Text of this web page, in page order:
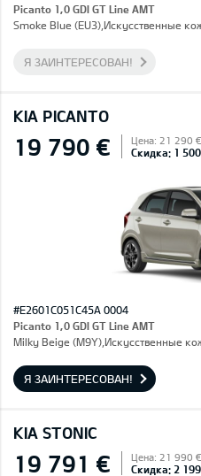
Picanto 1,0 GDI GT Line AMT
Smoke Blue (EU3),Искусственные
Я ЗАИНТЕРЕСОВАН!
KIA PICANTO
19 790 € Цена: 21 290 €
Скидка: 1
#E2601C051C45A 0004
Picanto 1,0 GDI GT Line AMT
Milky Beige (M9Y),Искусственные
Я ЗАИНТЕРЕСОВАН!
KIA STONIC
19 791 € Цена: 21 990 €
Скидка: 2